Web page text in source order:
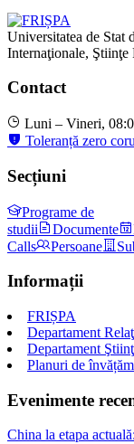
Universitatea de Stat
Internaţionale,
Contact
Luni – Vineri,
Toleranță zero
Secțiuni
Programe de
studii
Documente
Calls
Persoane
Informații
FRIȘPA
Departament
Departament
Planuri de
Evenimente
China la etapa